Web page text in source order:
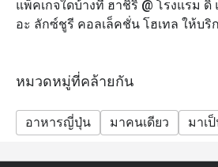
แพ็คเกจใดบ้างที่ ฮาชิริ @ โรงแรม ดิ
อะ ลักซ์ชูรี คอลเล็คชั่น โฮเทล ให้บริ
หมวดหมู่ที่คล้ายกัน
อาหารญี่ปุ่น มาคนเดียว มาเ